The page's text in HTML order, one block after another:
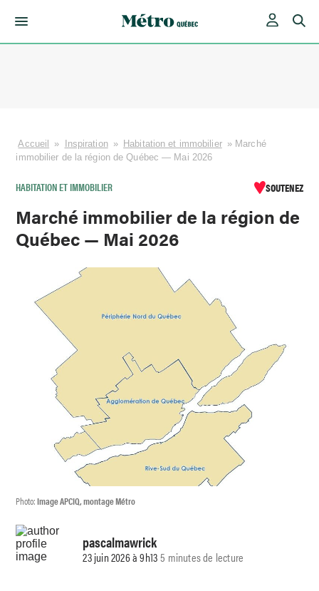
Accueil » Inspiration » Habitation et immobilier » Marché
immobilier de la région de Québec — Mai 2026
HABITATION ET IMMOBILIER SOUTENEZ
Marché immobilier de la région de
Québec — Mai 2026
Photo:Image APCIQ, montage Métro
pascalmawrick
23 juin 2026 à 9h135 minutes de lecture